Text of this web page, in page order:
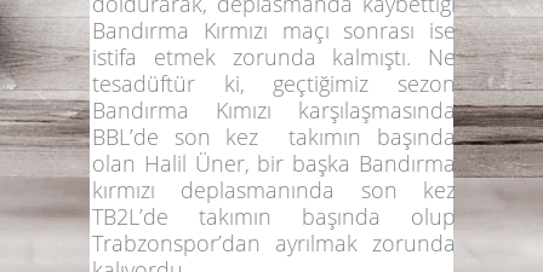
Bandırma Kırmızı maçı sonrası ise
istifa etmek zorunda kalmıştı. Ne
tesadüftür ki, geçtiğimiz sezon
Bandırma Kımızı karşılaşmasında
BBL’de son kez takımın başında
olan Halil Üner, bir başka Bandırma
kırmızı deplasmanında son kez
TB2L’de takımın başında olup
Trabzonspor’dan ayrılmak zorunda